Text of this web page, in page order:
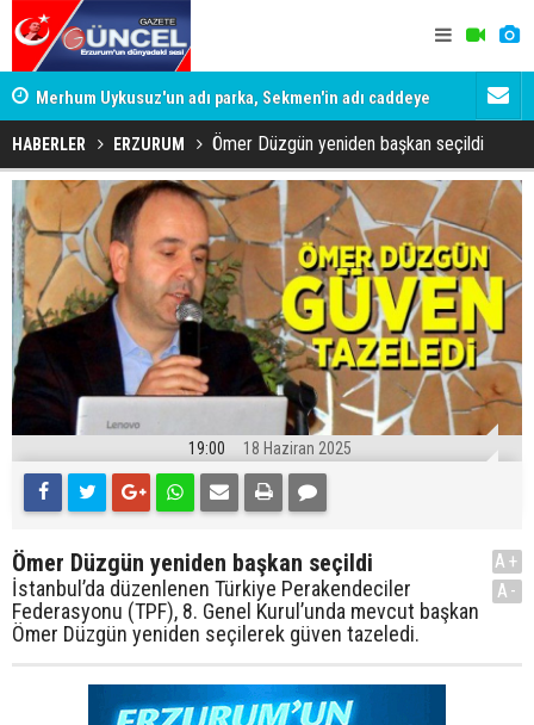
Merhum Uykusuz'un adı parka, Sekmen'in adı caddeye
verildi Gözaltına
HABERLER ERZURUM Ömer Düzgün yeniden başkan seçildi
19:00 18 Haziran 2025
Ömer Düzgün yeniden başkan seçildi
İstanbul’da düzenlenen Türkiye Perakendeciler
Federasyonu (TPF), 8. Genel Kurul’unda mevcut başkan
Ömer Düzgün yeniden seçilerek güven tazeledi.
A+
A-